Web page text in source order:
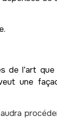
de l’art
une